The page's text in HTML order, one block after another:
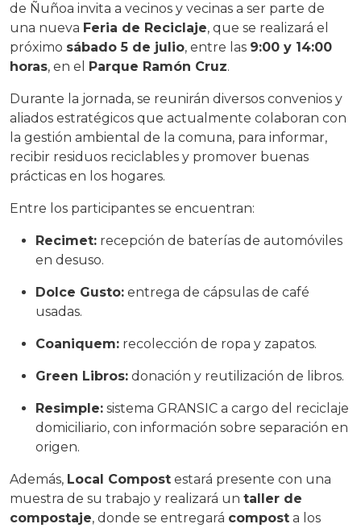
de Ñuñoa invita a vecinos y vecinas a ser parte de
una nueva Feria de Reciclaje, que se realizará el
próximo sábado 5 de julio, entre las 9:00 y 14:00
horas, en el Parque Ramón Cruz.
Durante la jornada, se reunirán diversos convenios y
aliados estratégicos que actualmente colaboran con
la gestión ambiental de la comuna, para informar,
recibir residuos reciclables y promover buenas
prácticas en los hogares.
Entre los participantes se encuentran:
Recimet: recepción de baterías de automóviles
en desuso.
Dolce Gusto: entrega de cápsulas de café
usadas.
Coaniquem: recolección de ropa y zapatos.
Green Libros: donación y reutilización de libros.
Resimple: sistema GRANSIC a cargo del reciclaje
domiciliario, con información sobre separación en
origen.
Además, Local Compost estará presente con una
muestra de su trabajo y realizará un taller de
compostaje, donde se entregará compost a los